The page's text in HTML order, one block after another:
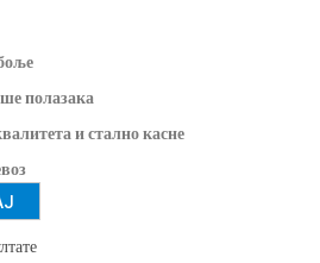
полазака
и стално касне